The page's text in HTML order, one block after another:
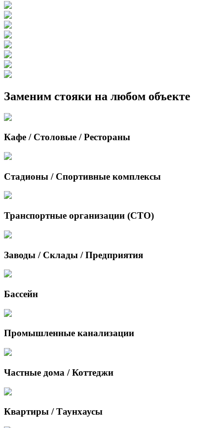
Заменим стояки на любом объекте
Кафе / Столовые / Рестораны
Стадионы / Спортивные комплексы
Транспортные организации (СТО)
Заводы / Склады / Предприятия
Бассейн
Промышленные канализации
Частные дома / Коттеджи
Квартиры / Таунхаусы